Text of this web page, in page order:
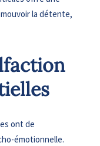
la détente,
ont de
émotionnelle.